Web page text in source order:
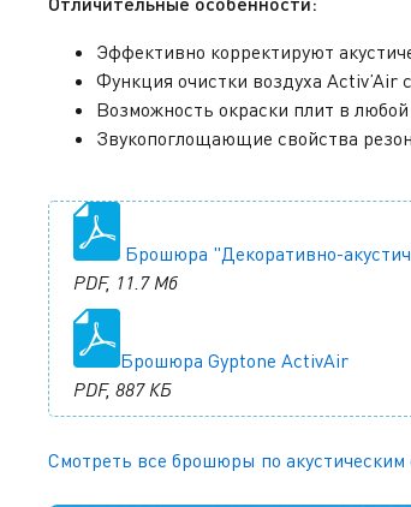
Эффективно корректируют
Функция очистки воздуха
Возможность окраски плит в
Звукопоглощающие свойства
Брошюра "Декоративно-
PDF, 11.7 Мб
Брошюра Gyptone ActivAir
PDF, 887 КБ
Смотреть все брошюры по